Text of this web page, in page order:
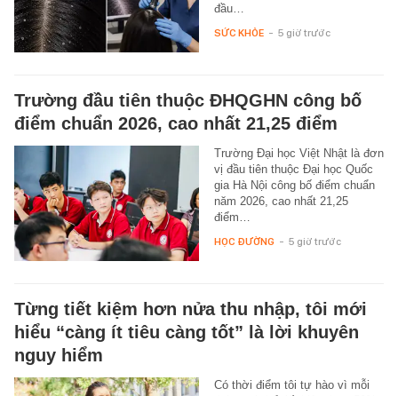
đầu…
SỨC KHỎE - 5 giờ trước
Trường đầu tiên thuộc ĐHQGHN công bố
điểm chuẩn 2026, cao nhất 21,25 điểm
Trường Đại học Việt Nhật là đơn
vị đầu tiên thuộc Đại học Quốc
gia Hà Nội công bố điểm chuẩn
năm 2026, cao nhất 21,25
điểm…
HỌC ĐƯỜNG - 5 giờ trước
Từng tiết kiệm hơn nửa thu nhập, tôi mới
hiểu “càng ít tiêu càng tốt” là lời khuyên
nguy hiểm
Có thời điểm tôi tự hào vì mỗi